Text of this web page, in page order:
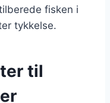
fisken i
tykkelse.
til